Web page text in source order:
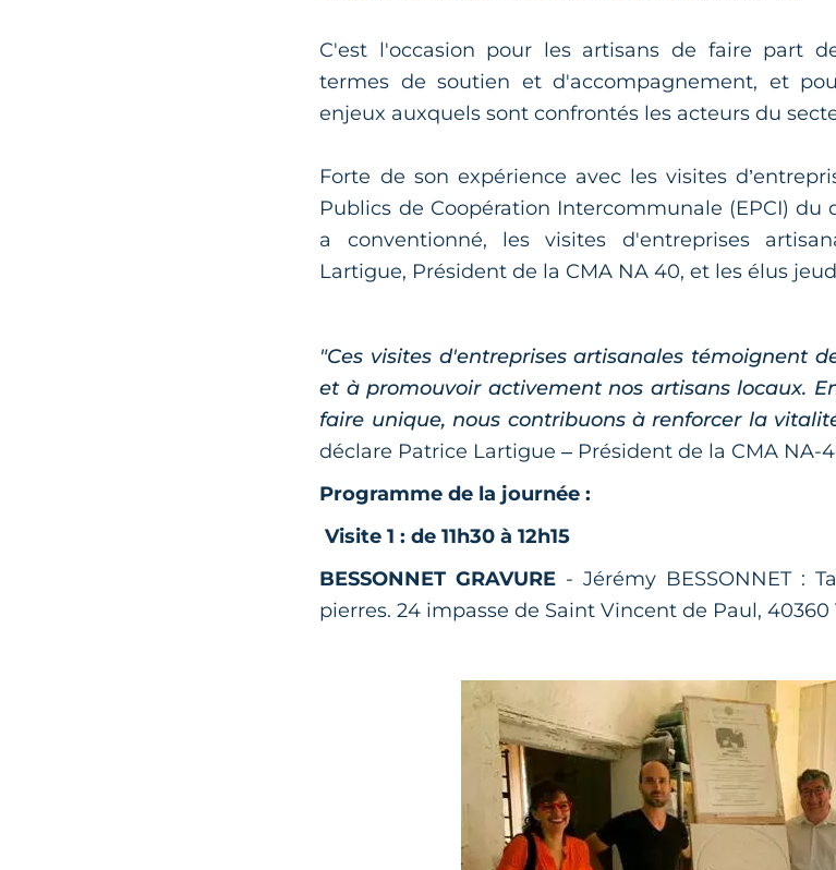
C'est l'occasion pour les artisans de faire part
termes de soutien et d'accompagnement, et
enjeux auxquels sont confrontés les acteurs du
Forte de son expérience avec les visites
Publics de Coopération Intercommunale (EPCI) du
a conventionné, les visites d'entreprises
Lartigue, Président de la CMA NA 40, et les élus
"Ces visites d'entreprises artisanales témoignent
et à promouvoir activement nos artisans locaux.
faire unique, nous contribuons à renforcer la
déclare Patrice Lartigue – Président de la CMA NA-
Programme de la journée :
Visite 1 : de 11h30 à 12h15
BESSONNET GRAVURE - Jérémy BESSONNET :
pierres. 24 impasse de Saint Vincent de Paul, 40360